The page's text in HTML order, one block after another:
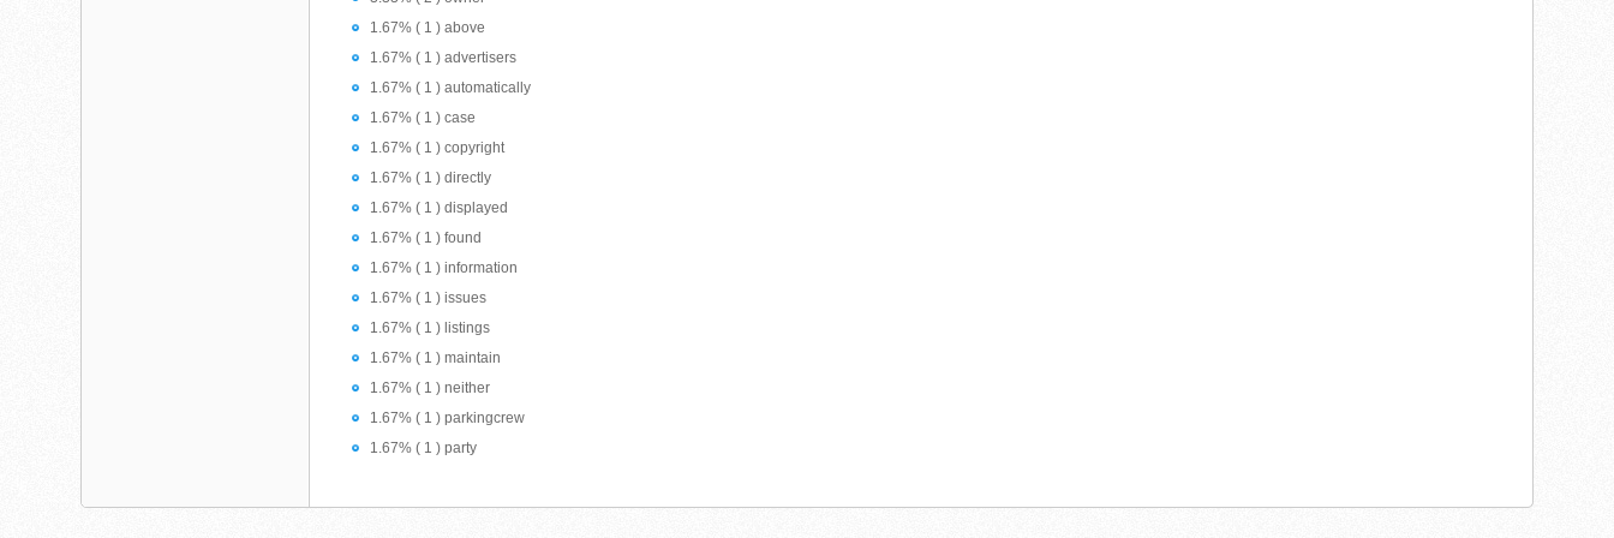
1.67% ( 1 ) above
1.67% ( 1 ) advertisers
1.67% ( 1 ) automatically
1.67% ( 1 ) case
1.67% ( 1 ) copyright
1.67% ( 1 ) directly
1.67% ( 1 ) displayed
1.67% ( 1 ) found
1.67% ( 1 ) information
1.67% ( 1 ) issues
1.67% ( 1 ) listings
1.67% ( 1 ) maintain
1.67% ( 1 ) neither
1.67% ( 1 ) parkingcrew
1.67% ( 1 ) party